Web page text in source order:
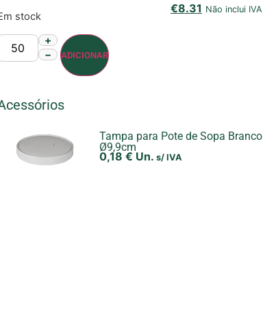
€8.31 Não inclui IVA
stock
+
−
ADICIONAR
Tampa para Pote de Sopa Branco
Ø9,9cm
0,18 € Un. s/ IVA